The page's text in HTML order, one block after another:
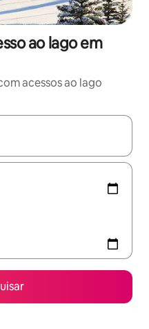
ao lago em
acessos ao lago
disponíveis, navegue com